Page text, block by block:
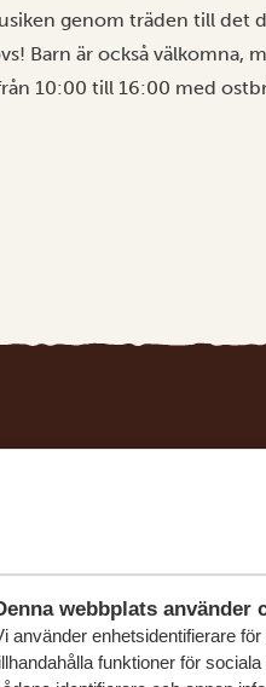
webbplats använder
använder enhetsidentifierare
funktioner för
genom träden till det
Barn är också välkomna,
10:00 till 16:00 med
din drömresa
RESEFÖRSLAG
DRÖMRESA